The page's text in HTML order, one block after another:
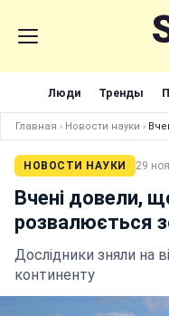
Люди Тренды
Главная › Новости науки ›
НОВОСТИ НАУКИ 29
Вчені довели,
розвалюється
Дослідники зняли на
континенту